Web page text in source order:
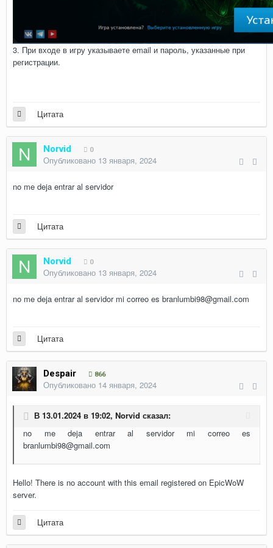
3. При входе в игру указываете email и пароль, указанные при
регистрации.
Цитата
Norvid 0
Опубликовано 13 января, 2024
no me deja entrar al servidor
Цитата
Norvid 0
Опубликовано 13 января, 2024
no me deja entrar al servidor mi correo es branlumbi98@gmail.com
Цитата
Despair 866
Опубликовано 14 января, 2024
В 13.01.2024 в 19:02, Norvid сказал:
no me deja entrar al servidor mi correo es
branlumbi98@gmail.com
Hello! There is no account with this email registered on EpicWoW
server.
Цитата